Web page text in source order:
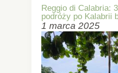
Reggio di Calabria:
podróży po Kalabrii
1 marca 2025